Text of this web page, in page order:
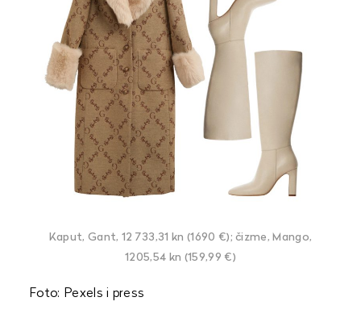
Kaput, Gant, 12 733,31 kn (1690 €); čizme, Mango,
1205,54 kn (159,99 €)
Foto: Pexels i press